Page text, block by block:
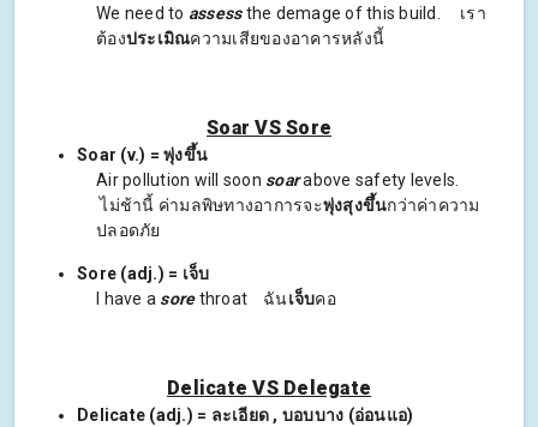
We need to assessthe demage of this build. เรา
ต้องประเมิณความเสียของอาคารหลังนี้
Soar VS Sore
Soar (v.) = พุ่งขึ้น
Air pollution will soon soar above safety levels.
ไม่ช้านี้ ค่ามลพิษทางอาการจะพุ่งสุงขึ้นกว่าค่าความ
ปลอดภัย
Sore (adj.) = เจ็บ
I have a sorethroat ฉันเจ็บคอ
Delicate VS Delegate
Delicate (adj.) = ละเอียด , บอบบาง (อ่อนแอ)